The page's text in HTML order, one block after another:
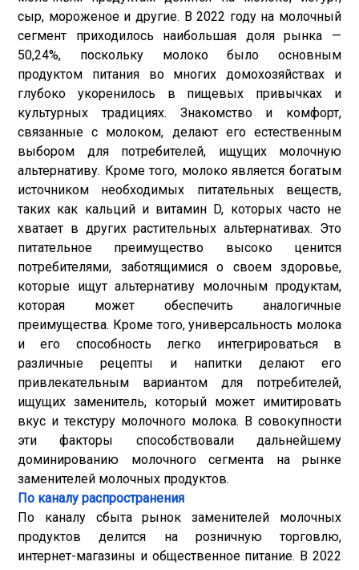
сыр, мороженое и другие. В 2022 году на молочный
сегмент приходилось наибольшая доля рынка —
50,24%, поскольку молоко было основным
продуктом питания во многих домохозяйствах и
глубоко укоренилось в пищевых привычках и
культурных традициях. Знакомство и комфорт,
связанные с молоком, делают его естественным
выбором для потребителей, ищущих молочную
альтернативу. Кроме того, молоко является богатым
источником необходимых питательных веществ,
таких как кальций и витамин D, которых часто не
хватает в других растительных альтернативах. Это
питательное преимущество высоко ценится
потребителями, заботящимися о своем здоровье,
которые ищут альтернативу молочным продуктам,
которая может обеспечить аналогичные
преимущества. Кроме того, универсальность молока
и его способность легко интегрироваться в
различные рецепты и напитки делают его
привлекательным вариантом для потребителей,
ищущих заменитель, который может имитировать
вкус и текстуру молочного молока. В совокупности
эти факторы способствовали дальнейшему
доминированию молочного сегмента на рынке
заменителей молочных продуктов.
По каналу распространения
По каналу сбыта рынок заменителей молочных
продуктов делится на розничную торговлю,
интернет-магазины и общественное питание. В 2022